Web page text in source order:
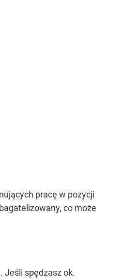
pracę w pozycji
co może
Jeśli spędzasz ok.